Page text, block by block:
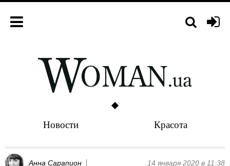
Новости Красота
Анна Сарапион 14 января 2020 в 11:38